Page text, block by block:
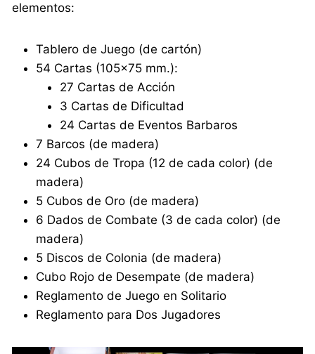
elementos:
Tablero de Juego (de cartón)
54 Cartas (105×75 mm.):
27 Cartas de Acción
3 Cartas de Dificultad
24 Cartas de Eventos Barbaros
7 Barcos (de madera)
24 Cubos de Tropa (12 de cada color) (de
madera)
5 Cubos de Oro (de madera)
6 Dados de Combate (3 de cada color) (de
madera)
5 Discos de Colonia (de madera)
Cubo Rojo de Desempate (de madera)
Reglamento de Juego en Solitario
Reglamento para Dos Jugadores